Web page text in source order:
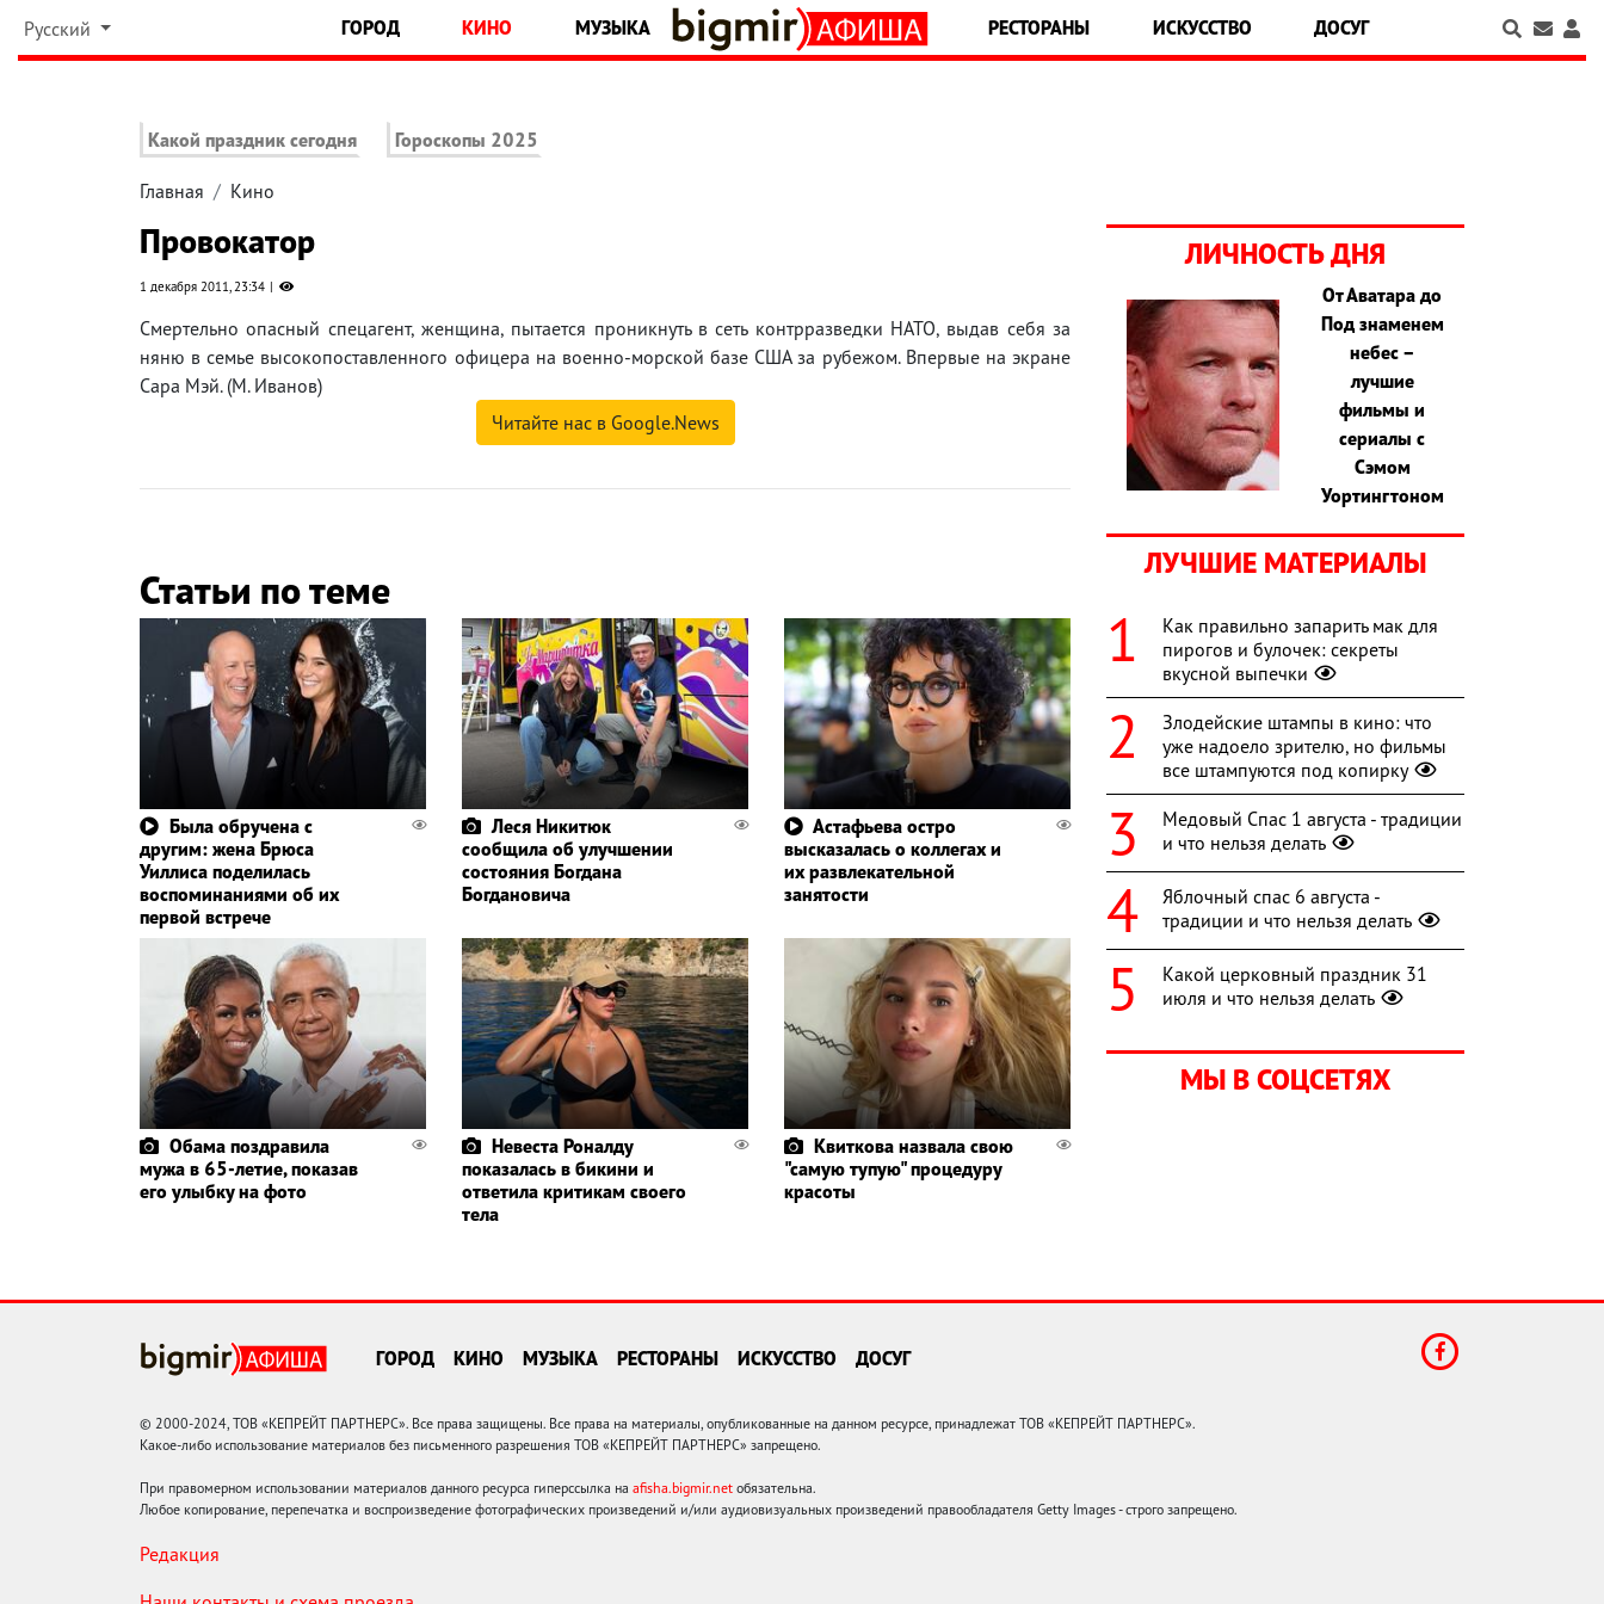
Русский ГОРОД КИНО МУЗЫКА РЕСТОРАНЫ ИСКУССТВО ДОСУГ
Какой праздник сегодня Гороскопы 2025
Главная Кино
Провокатор
1 декабря 2011, 23:34
Смертельно опасный спецагент, женщина, пытается проникнуть в сеть контрразведки НАТО, выдав себя за
няню в семье высокопоставленного офицера на военно-морской базе США за рубежом. Впервые на экране
Сара Мэй. (М. Иванов)
Читайте нас в Google.News
Статьи по теме
Была обручена с
другим: жена Брюса
Уиллиса поделилась
воспоминаниями об их
первой встрече
Леся Никитюк
сообщила об улучшении
состояния Богдана
Богдановича
Астафьева остро
высказалась о коллегах и
их развлекательной
занятости
Обама поздравила
мужа в 65-летие, показав
его улыбку на фото
Невеста Роналду
показалась в бикини и
ответила критикам своего
тела
Квиткова назвала свою
"самую тупую" процедуру
красоты
ЛИЧНОСТЬ ДНЯ
От Аватара до
Под знаменем
небес –
лучшие
фильмы и
сериалы с
Сэмом
Уортингтоном
ЛУЧШИЕ МАТЕРИАЛЫ
Как правильно запарить мак для
пирогов и булочек: секреты
вкусной выпечки
Злодейские штампы в кино: что
уже надоело зрителю, но фильмы
все штампуются под копирку
Медовый Спас 1 августа - традиции
и что нельзя делать
Яблочный спас 6 августа -
традиции и что нельзя делать
Какой церковный праздник 31
июля и что нельзя делать
МЫ В СОЦСЕТЯХ
ГОРОД КИНО МУЗЫКА РЕСТОРАНЫ ИСКУССТВО ДОСУГ
© 2000-2024, ТОВ «КЕПРЕЙТ ПАРТНЕРС». Все права защищены. Все права на материалы, опубликованные на данном ресурсе, принадлежат ТОВ «КЕПРЕЙТ ПАРТНЕРС».
Какое-либо использование материалов без письменного разрешения ТОВ «КЕПРЕЙТ ПАРТНЕРС» запрещено.
При правомерном использовании материалов данного ресурса гиперссылка на afisha.bigmir.net обязательна.
Любое копирование, перепечатка и воспроизведение фотографических произведений и/или аудиовизуальных произведений правообладателя Getty Images - строго запрещено.
Редакция